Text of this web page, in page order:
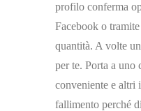
profilo conferma
Facebook o
quantità. A volte
per te. Porta a uno
conveniente e altri
fallimento perché